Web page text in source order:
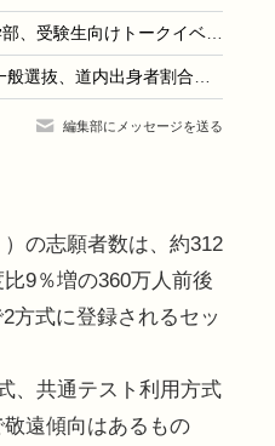
【大学受験】中央大商学部、受験生向けトークイベント…多摩・Zoomで8/22
【大学受験2026】北大一般選抜、道内出身者割合は前期33.4％…過去10年で2番目の低さ
編集部にメッセージを送る
の志願者数は、約312
9％増の360万人前後
方式に登録されるセッ
、共通テスト利用方式
遠傾向はあるもの